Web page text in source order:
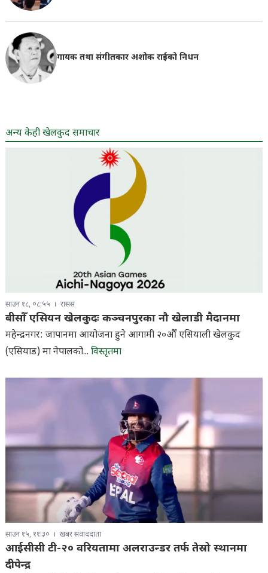
गायक तथा संगीतकार अशोक राईको निधन
अन्य केही खेलकुद समाचार
साउन १८, ०८:५५ रासस
बीसौँ एसियन खेलकुदः कञ्चनपुरका नौ खेलाडी मैदानमा
महेन्द्रनगर: जापानमा आयोजना हुने आगामी २०औँ एसियाली खेलकुद
(एसियाड) मा नेपालको... विस्तृतमा
साउन १५, ११:३० खबर संवाददाता
आईसीसी टी-२० वरियतामा अलराउन्डर तर्फ तेस्रो स्थानमा
दीपेन्द्र